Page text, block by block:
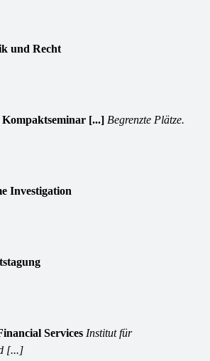
und Recht
[...] Begrenzte Plätze.
Investigation
Services Institut für
[...]